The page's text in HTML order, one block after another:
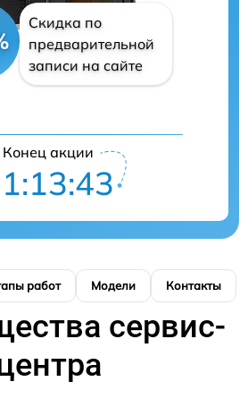
Скидка по
предварительной
записи на сайте
Конец акции
работ Модели Контакты
сервис-